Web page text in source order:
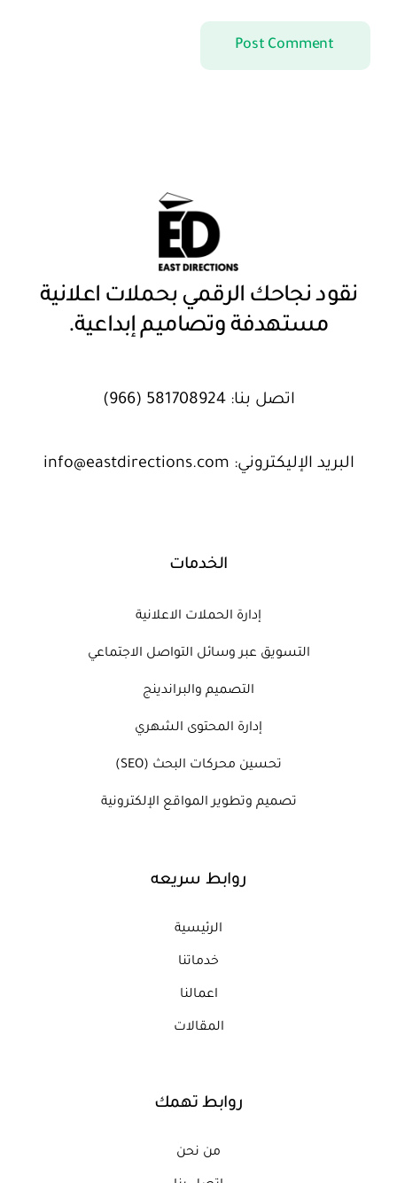
نقود نجاحك الرقمي بحملات اعلانية
مستهدفة وتصاميم إبداعية.
اتصل بنا:581708924 (966)
البريد الإليكتروني: info@eastdirections.com
الخدمات
إدارة الحملات الاعلانية
التسويق عبر وسائل التواصل الاجتماعي
التصميم والبراندينج
إدارة المحتوى الشهري
تحسين محركات البحث (SEO)
تصميم وتطوير المواقع الإلكترونية
روابط سريعه
الرئيسية
خدماتنا
اعمالنا
المقالات
روابط تهمك
من نحن